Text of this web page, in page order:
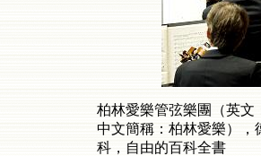
柏林愛樂管弦樂團（英文
中文簡稱：柏林愛樂），
科，自由的百科全書